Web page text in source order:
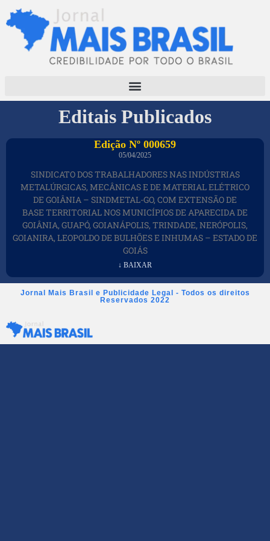
Editais Publicados
Edição Nº 000659
05/04/2025
SINDICATO DOS TRABALHADORES NAS INDÚSTRIAS
METALÚRGICAS, MECÂNICAS E DE MATERIAL ELÉTRICO
DE GOIÂNIA – SINDMETAL-GO, COM EXTENSÃO DE
BASE TERRITORIAL NOS MUNICÍPIOS DE APARECIDA DE
GOIÂNIA, GUAPÓ, GOIANÁPOLIS, TRINDADE, NERÓPOLIS,
GOIANIRA, LEOPOLDO DE BULHÕES E INHUMAS – ESTADO DE
GOIÁS
↓ BAIXAR
Jornal Mais Brasil e Publicidade Legal - Todos os direitos
Reservados 2022